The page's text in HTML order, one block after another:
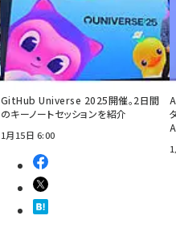
GitHub Universe 2025開催。2日間
のキーノートセッションを紹介
1月15日 6:00